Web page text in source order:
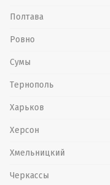
Полтава
Ровно
Сумы
Тернополь
Харьков
Херсон
Хмельницкий
Черкассы